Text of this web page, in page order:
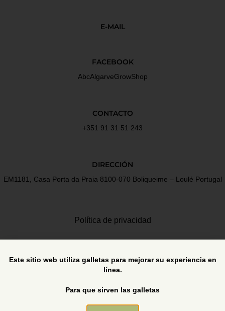
E-MAIL
FACEBOOK
AbcAlgarveGrowShop
CONTACTO
+351 91 31 51 243
DIRECCIÓN
EM1181, Casa Porta da Praia 8100-070 Boliqueime – Loulé Portugal
Política de privacidad
Este sitio web utiliza galletas para mejorar su experiencia en
línea.
Para que sirven las galletas